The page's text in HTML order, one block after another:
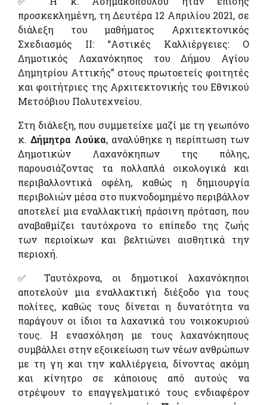
προσκεκλημένη, τη Δευτέρα 12 Απριλίου 2021, σε
διάλεξη του μαθήματος Αρχιτεκτονικός
Σχεδιασμός ΙΙ: “Αστικές Καλλιέργειες: Ο
Δημοτικός Λαχανόκηπος του Δήμου Αγίου
Δημητρίου Αττικής” στους πρωτοετείς φοιτητές
και φοιτήτριες της Αρχιτεκτονικής του Εθνικού
Μετσόβιου Πολυτεχνείου.
Στη διάλεξη, που συμμετείχε μαζί με τη γεωπόνο
κ. Δήμητρα Λούκα, αναλύθηκε η περίπτωση των
Δημοτικών Λαχανόκηπων της πόλης,
παρουσιάζοντας τα πολλαπλά οικολογικά και
περιβαλλοντικά οφέλη, καθώς η δημιουργία
περιβολιών μέσα στο πυκνοδομημένο περιβάλλον
αποτελεί μια εναλλακτική πράσινη πρόταση, που
αναβαθμίζει ταυτόχρονα το επίπεδο της ζωής
των περιοίκων και βελτιώνει αισθητικά την
περιοχή.
✅ Ταυτόχρονα, οι δημοτικοί λαχανόκηποι
αποτελούν μια εναλλακτική διέξοδο για τους
πολίτες, καθώς τους δίνεται η δυνατότητα να
παράγουν οι ίδιοι τα λαχανικά του νοικοκυριού
τους. Η ενασχόληση με τους λαχανόκηπους
συμβάλλει στην εξοικείωση των νέων ανθρώπων
με τη γη και την καλλιέργεια, δίνοντας ακόμη
και κίνητρο σε κάποιους από αυτούς να
στρέψουν το επαγγελματικό τους ενδιαφέρον